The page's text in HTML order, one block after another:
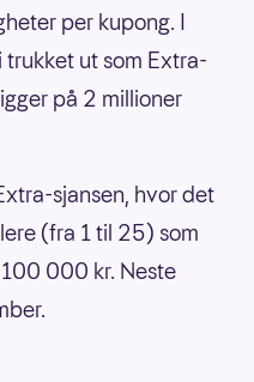
per kupong. I
trukket ut som Extra-
på 2 millioner
sjansen, hvor det
(fra 1 til 25) som
000 kr. Neste